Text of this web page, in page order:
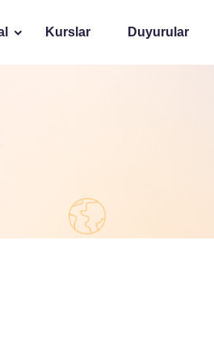
Kurslar Duyurular